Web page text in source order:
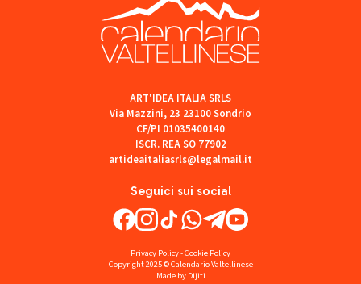
Seguici sui social
ART'IDEA ITALIA SRLS
Via Mazzini, 23 23100 Sondrio
CF/PI 01035400140
ISCR. REA SO 77902
artideaitaliasrls@legalmail.it
Privacy Policy-Cookie Policy
Copyright 2025 © Calendario Valtellinese
Made by Dijiti